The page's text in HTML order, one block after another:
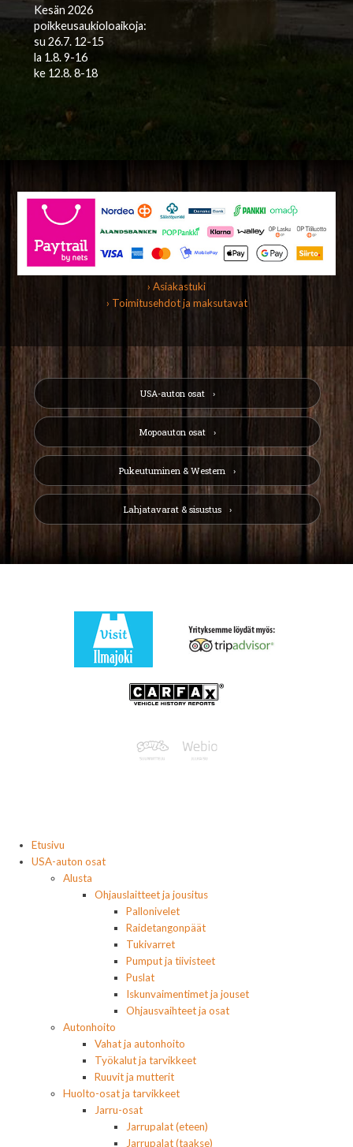
Kesän 2026
poikkeusaukioloaikoja:
su 26.7. 12-15
la 1.8. 9-16
ke 12.8. 8-18
› Asiakastuki
› Toimitusehdot ja maksutavat
USA-auton osat
Mopoauton osat
Pukeutuminen & Western
Lahjatavarat & sisustus
Etusivu
USA-auton osat
Alusta
Ohjauslaitteet ja jousitus
Pallonivelet
Raidetangonpäät
Tukivarret
Pumput ja tiivisteet
Puslat
Iskunvaimentimet ja jouset
Ohjausvaihteet ja osat
Autonhoito
Vahat ja autonhoito
Työkalut ja tarvikkeet
Ruuvit ja mutterit
Huolto-osat ja tarvikkeet
Jarru-osat
Jarrupalat (eteen)
Jarrupalat (taakse)